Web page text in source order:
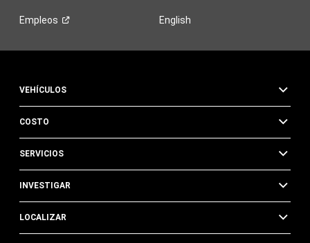
Empleos English
VEHÍCULOS
COSTO
SERVICIOS
INVESTIGAR
LOCALIZAR